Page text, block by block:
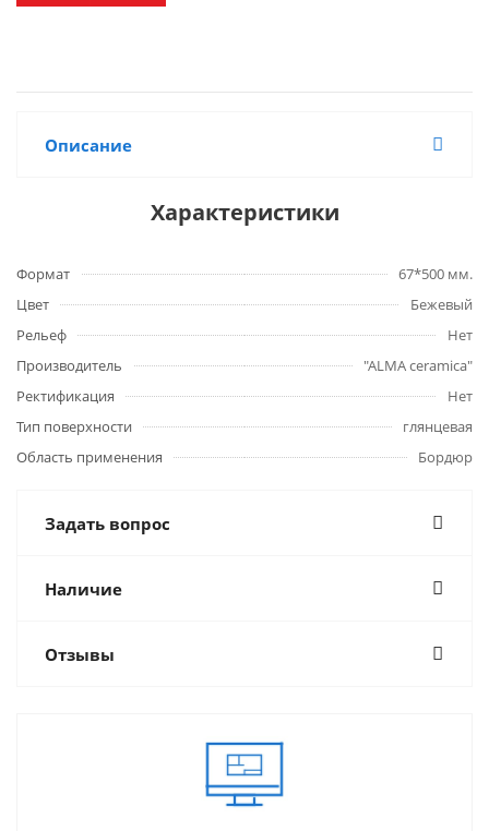
Описание
Характеристики
Формат
67*500 мм.
Цвет
Бежевый
Рельеф
Нет
Производитель
"ALMA ceramica"
Ректификация
Нет
Тип поверхности
глянцевая
Область применения
Бордюр
Задать вопрос
Наличие
Отзывы